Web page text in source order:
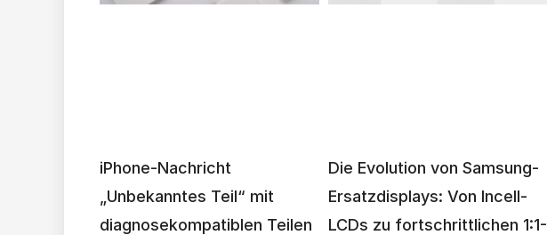
iPhone-Nachricht
„Unbekanntes Teil“ mit
diagnosekompatiblen Teilen
Die Evolution von Samsung-
Ersatzdisplays: Von Incell-
LCDs zu fortschrittlichen 1:1-